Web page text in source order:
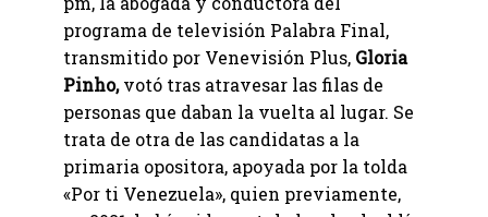
programa de televisión Palabra Final,
transmitido por Venevisión Plus, Gloria
Pinho,votó tras atravesar las filas de
personas que daban la vuelta al lugar. Se
trata de otra de las candidatas a la
primaria opositora, apoyada por la tolda
«Por ti Venezuela», quien previamente,